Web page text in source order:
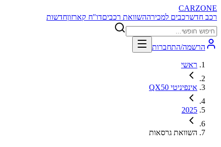
CARZONE
רכב חדשרכבים למכירההשוואת רכביםדו"ח קארזוןחדשות
הרשמה/התחברות
ראשי
אינפיניטי QX50
2025
השוואת גרסאות